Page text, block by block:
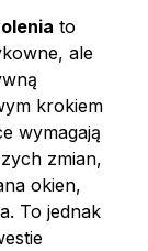
to
ale
krokiem
wymagają
zmian,
okien,
To jednak